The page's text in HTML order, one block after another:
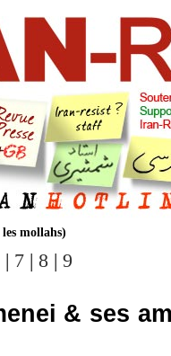
mollahs)
| 7 | 8 | 9
& ses